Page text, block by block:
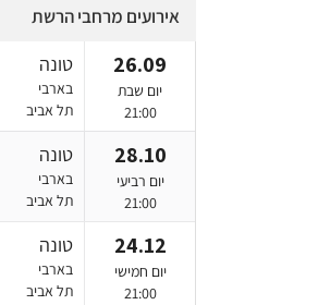
אירועים מרחבי הרשת
26.09
יום שבת
21:00
טונה
בארבי
תל אביב
28.10
יום רביעי
21:00
טונה
בארבי
תל אביב
24.12
יום חמישי
21:00
טונה
בארבי
תל אביב